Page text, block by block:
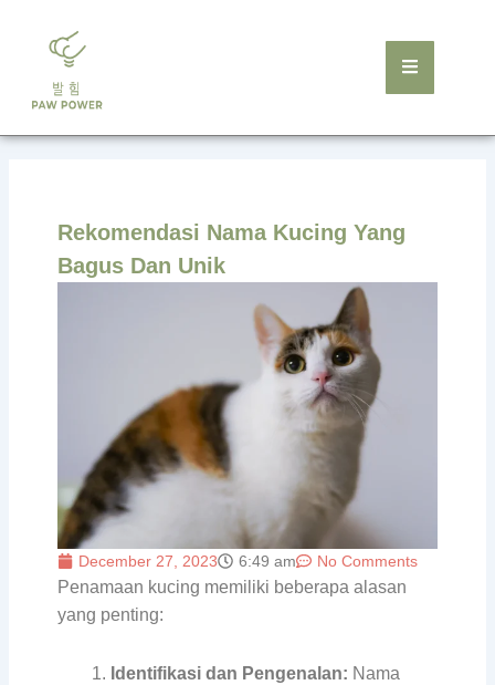
Rekomendasi Nama Kucing Yang
Bagus Dan Unik
December 27, 2023 6:49 am No Comments
Penamaan kucing memiliki beberapa alasan
yang penting:
Identifikasi dan Pengenalan: Nama